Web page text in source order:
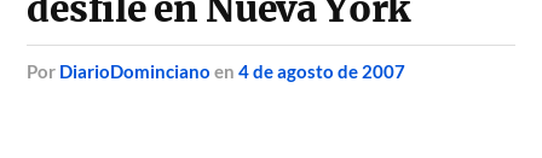
desfile en Nueva York
por DiarioDominciano en4 de agosto de 2007